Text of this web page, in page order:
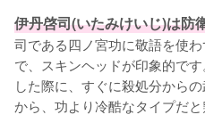
伊丹啓司(いたみけいじ)は防
司である四ノ宮功に敬語を使
で、スキンヘッドが印象的で
した際に、すぐに殺処分から
から、功より冷酷なタイプだと